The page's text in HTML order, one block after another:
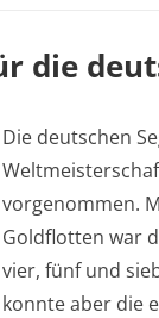
die
Die deutschen
vorgenommen.
Goldflotten war
vier, fünf und
konnte aber die